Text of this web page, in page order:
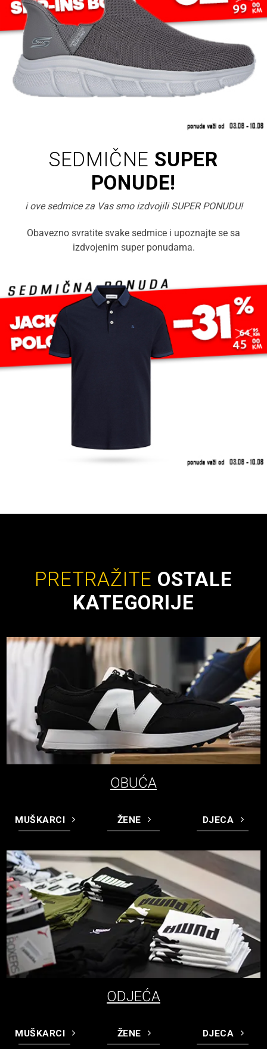
SEDMIČNE SUPER
PONUDE!
i ove sedmice za Vas smo izdvojili SUPER PONUDU!
Obavezno svratite svake sedmice i upoznajte se sa
izdvojenim super ponudama.
PRETRAŽITE OSTALE
KATEGORIJE
OBUĆA
MUŠKARCI ŽENE DJECA
ODJEĆA
MUŠKARCI ŽENE DJECA